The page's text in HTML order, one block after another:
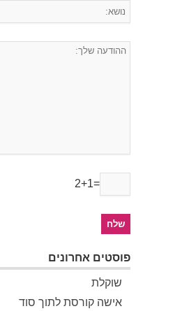
2+1=
פוסטים אחרונים
שוקלת
אישה קורסת לתוך סוד